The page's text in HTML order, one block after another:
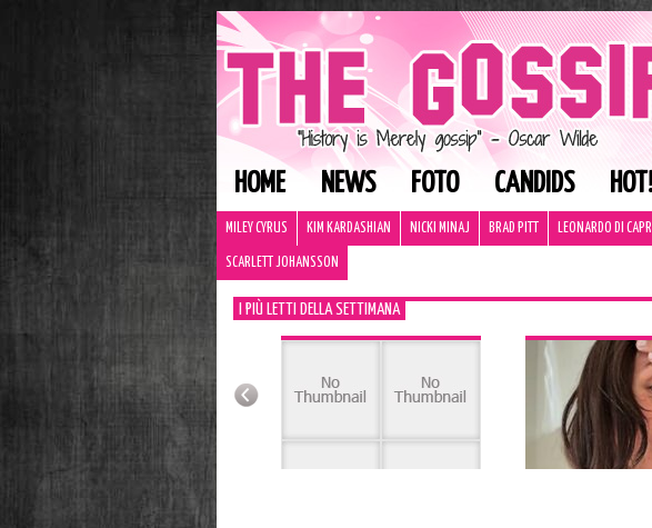
HOME NEWS FOTO CANDIDS HOT!
MILEY CYRUS KIM KARDASHIAN NICKI MINAJ BRAD PITT LEONARDO DI
SCARLETT JOHANSSON
I PIÙ LETTI DELLA SETTIMANA